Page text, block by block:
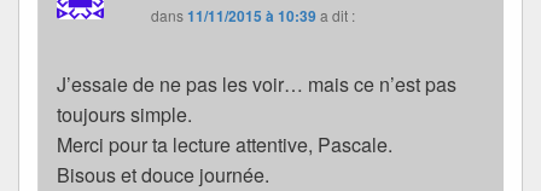
dans11/11/2015 à 10:39a dit :
J’essaie de ne pas les voir… mais ce n’est pas
toujours simple.
Merci pour ta lecture attentive, Pascale.
Bisous et douce journée.